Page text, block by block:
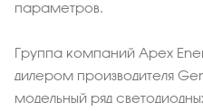
параметров.
Группа компаний Apex
дилером производителя
модельный ряд